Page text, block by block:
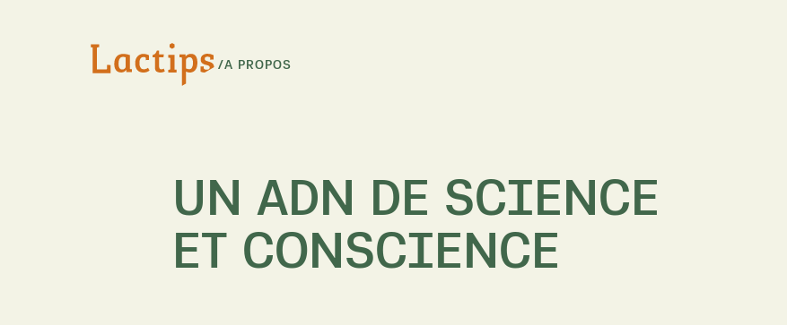
/A PROPOS
UN ADN DE SCIENCE
ET CONSCIENCE